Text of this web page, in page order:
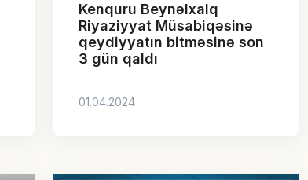
Kenquru Beynəlxalq
Riyaziyyat Müsabiqəsinə
qeydiyyatın bitməsinə son
3 gün qaldı
01.04.2024